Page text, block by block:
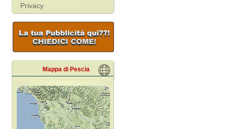
Privacy
Mappa di Pescia